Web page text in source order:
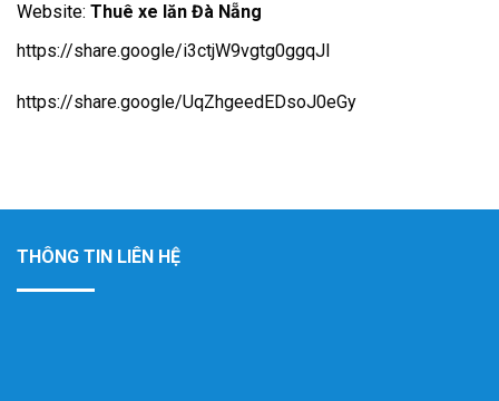
Website: Thuê xe lăn Đà Nẵng
https://share.google/i3ctjW9vgtg0ggqJl
https://share.google/UqZhgeedEDsoJ0eGy
THÔNG TIN LIÊN HỆ